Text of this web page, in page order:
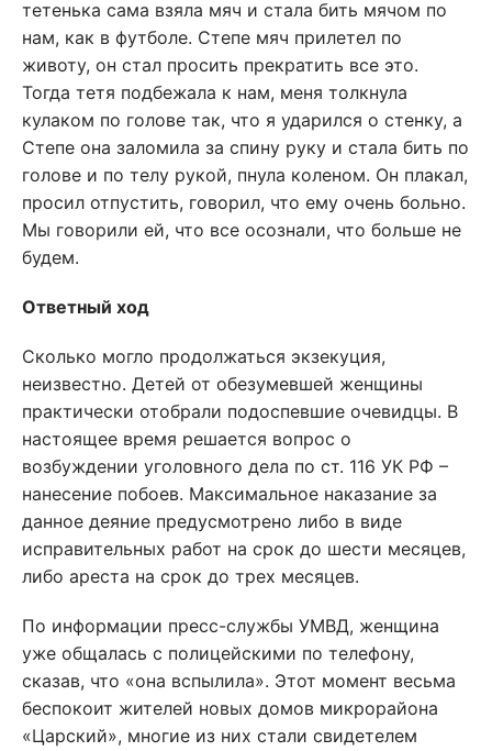
тетенька сама взяла мяч и стала бить мячом по
нам, как в футболе. Степе мяч прилетел по
животу, он стал просить прекратить все это.
Тогда тетя подбежала к нам, меня толкнула
кулаком по голове так, что я ударился о стенку, а
Степе она заломила за спину руку и стала бить по
голове и по телу рукой, пнула коленом. Он плакал,
просил отпустить, говорил, что ему очень больно.
Мы говорили ей, что все осознали, что больше не
будем.
Ответный ход
Сколько могло продолжаться экзекуция,
неизвестно. Детей от обезумевшей женщины
практически отобрали подоспевшие очевидцы. В
настоящее время решается вопрос о
возбуждении уголовного дела по ст. 116 УК РФ –
нанесение побоев. Максимальное наказание за
данное деяние предусмотрено либо в виде
исправительных работ на срок до шести месяцев,
либо ареста на срок до трех месяцев.
По информации пресс-службы УМВД, женщина
уже общалась с полицейскими по телефону,
сказав, что «она вспылила». Этот момент весьма
беспокоит жителей новых домов микрорайона
«Царский», многие из них стали свидетелем